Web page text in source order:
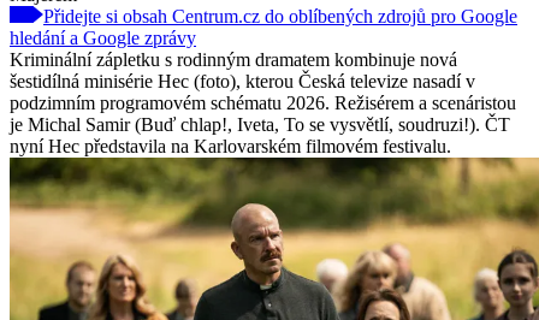
Přidejte si obsah Centrum.cz do oblíbených zdrojů pro Google
hledání a Google zprávy
Kriminální zápletku s rodinným dramatem kombinuje nová
šestidílná minisérie Hec (foto), kterou Česká televize nasadí v
podzimním programovém schématu 2026. Režisérem a scenáristou
je Michal Samir (Buď chlap!, Iveta, To se vysvětlí, soudruzi!). ČT
nyní Hec představila na Karlovarském filmovém festivalu.